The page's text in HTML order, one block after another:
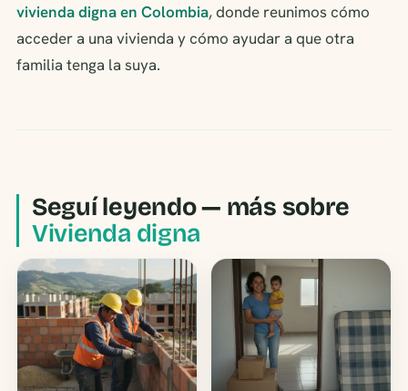
vivienda digna en Colombia, donde reunimos cómo
acceder a una vivienda y cómo ayudar a que otra
familia tenga la suya.
Seguí leyendo — más sobre
Vivienda digna